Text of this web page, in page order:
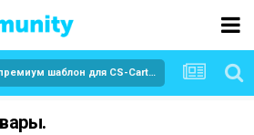
UniTheme2 - адаптивный премиум шаблон для CS-Cart и Multi-Vendor